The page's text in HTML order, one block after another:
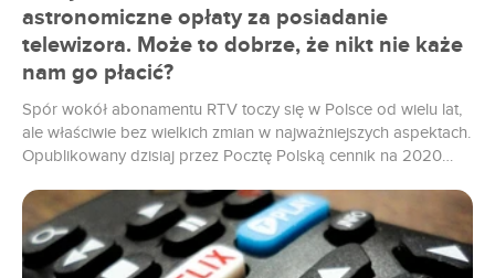
astronomiczne opłaty za posiadanie
telewizora. Może to dobrze, że nikt nie każe
nam go płacić?
Spór wokół abonamentu RTV toczy się w Polsce od wielu lat,
ale właściwie bez wielkich zmian w najważniejszych aspektach.
Opublikowany dzisiaj przez Pocztę Polską cennik na 2020
wysokie, to przecież nikt na powaznie nie pilnuje pobierania
tych pieniędzy.